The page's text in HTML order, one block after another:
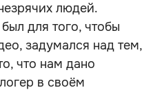
людей.
для того, чтобы
задумался над тем,
что нам дано
в своём